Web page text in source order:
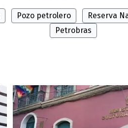
Pozo petrolero
Reserva
Petrobras